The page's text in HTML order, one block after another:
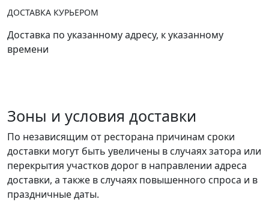
ДОСТАВКА КУРЬЕРОМ
Доставка по указанному адресу, к указанному
времени
Зоны и условия доставки
По независящим от ресторана причинам сроки
доставки могут быть увеличены в случаях затора или
перекрытия участков дорог в направлении адреса
доставки, а также в случаях повышенного спроса и в
праздничные даты.